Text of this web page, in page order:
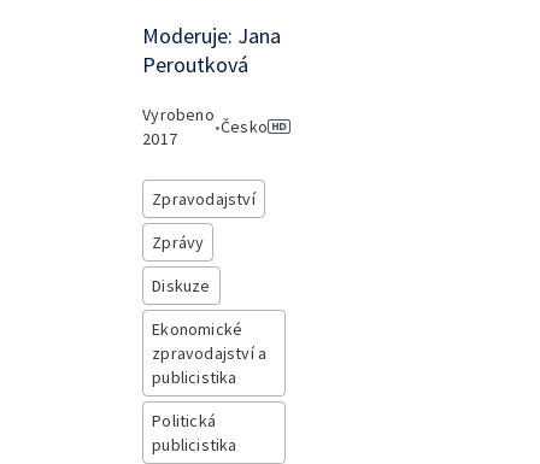
Moderuje: Jana
Peroutková
Vyrobeno
2017
•Česko
Zpravodajství
Zprávy
Diskuze
Ekonomické
zpravodajství a
publicistika
Politická
publicistika